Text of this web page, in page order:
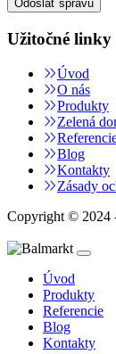
Užitočné linky
Úvod
O nás
Produkty
Zelená
Blog
Kontakty
Zásady
Copyright © 2024
Úvod
Produkty
Referencie
Blog
Kontakty